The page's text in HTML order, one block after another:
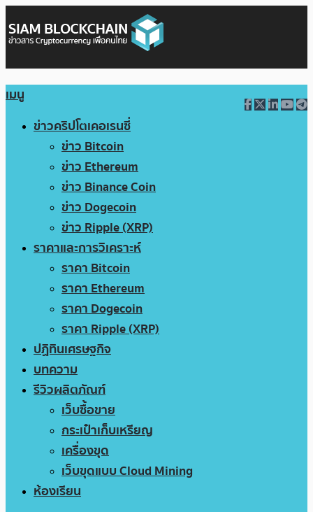
เมนู
ข่าวคริปโตเคอเรนซี่
ข่าว Bitcoin
ข่าว Ethereum
ข่าว Binance Coin
ข่าว Dogecoin
ข่าว Ripple (XRP)
ราคาและการวิเคราะห์
ราคา Bitcoin
ราคา Ethereum
ราคา Dogecoin
ราคา Ripple (XRP)
ปฏิทินเศรษฐกิจ
บทความ
รีวิวผลิตภัณฑ์
เว็บซื้อขาย
กระเป๋าเก็บเหรียญ
เครื่องขุด
เว็บขุดแบบ Cloud Mining
ห้องเรียน